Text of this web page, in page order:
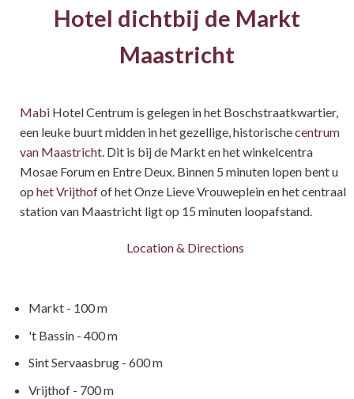
Hotel dichtbij de Markt
Maastricht
Mabi Hotel Centrum is gelegen in het Boschstraatkwartier,
een leuke buurt midden in het gezellige, historischecentrum
van Maastricht. Dit is bij de Markt en het winkelcentra
Mosae Forum en Entre Deux. Binnen 5 minuten lopen bent u
op het Vrijthofof het Onze Lieve Vrouweplein en het centraal
station van Maastricht ligt op 15 minuten loopafstand.
Location & Directions
Markt - 100 m
't Bassin - 400 m
Sint Servaasbrug - 600 m
Vrijthof - 700 m